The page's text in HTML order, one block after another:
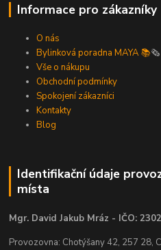
Informace pro zákazníky
O nás
Bylinková poradna MAYA 📚🗞️
Vše o nákupu
Obchodní podmínky
Spokojení zákazníci
Kontakty
Blog
Identifikační údaje
místa
Mgr. David Jakub Mráz - IČO:
Provozovna: Chotýšany 42, 257 28,